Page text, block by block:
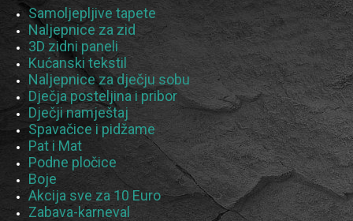
Samoljepljive tapete
Naljepnice za zid
3D zidni paneli
Kućanski tekstil
Naljepnice za dječju sobu
Dječja posteljina i pribor
Dječji namještaj
Spavačice i pidžame
Pat i Mat
Podne pločice
Boje
Akcija sve za 10 Euro
Zabava-karneval